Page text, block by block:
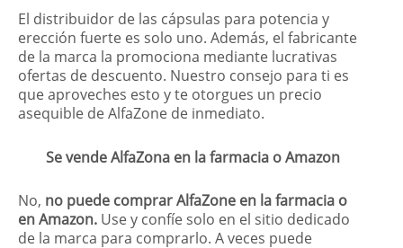
El distribuidor de las cápsulas para potencia y
erección fuerte es solo uno. Además, el fabricante
de la marca la promociona mediante lucrativas
ofertas de descuento. Nuestro consejo para ti es
que aproveches esto y te otorgues un precio
asequible de AlfaZone de inmediato.
Se vende AlfaZona en la farmacia o Amazon
No, no puede comprar AlfaZone en la farmacia o
en Amazon. Use y confíe solo en el sitio dedicado
de la marca para comprarlo. A veces puede